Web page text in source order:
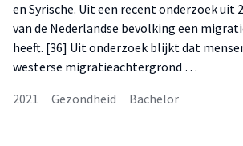
en Syrische. Uit een recent onderzoek uit
van de Nederlandse bevolking een
heeft. [36] Uit onderzoek blijkt dat
westerse migratieachtergrond …
2021
Gezondheid Bachelor